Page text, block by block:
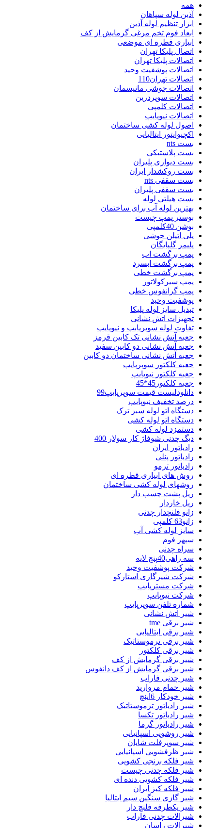
همه
آذین لوله سپاهان
ابزار تنظیم لوله آذین
ابعاد فوم تخم مرغی گرمایش از کف
ابیاری قطره ای موضعی
اتصال پلیکا تهران
اتصالات پلیکا تهران
اتصالات پوشفیت وحید
اتصالات تهران110
اتصالات جوشی مانیسمان
اتصالات سوپردرین
اتصالات کلمپی
اتصالات نیوپایپ
اصول لوله کشی ساختمان
اکچیوایتور ایتالیایی
بست nts
بست پلاستیکی
بست دیواری پلیران
بست روکشدار ایران
بست سقفی nts
بست سقفی پلیران
بست هیلتی لوله
بهترین لوله آب برای ساختمان
بوستر پمپ چیست
بوشن 40کلمپی
پلی اتیلن جوشی
پلیمر گلپایگان
پمپ برگشت اب
پمپ برگشت ابسرد
پمپ برگشت خطی
پمپ سیرکولاتور
پمپ گرانفوس خطی
پوشفیت وحید
تبدیل سایز لوله پلیکا
تجهیزات اتش نشانی
تفاوت لوله سوپرپابپ و نیوپایپ
جعبه آتش نشانی تک کابین قرمز
جعبه آتش نشانی دو کابین سفید
جعبه آتش نشانی ساختمان دو کابین
جعبه کلکتور سوپرپایپ
جعبه کلکتور نیوپایپ
جعبه کلکتور45*45
دانلودلیست قیمت سوپرپایپ99
درصد تخفیف نیوپایپ
دستگاه اتو لوله سبز ترک
دستگاه اتو لوله کشی
دستمزد لوله کشی
دیگ چدنی شوفاژ کار سولار 400
رادیاتور ایران
رادیاتور پنلی
رادیاتور ترمو
روش های ابیاری قطره ای
روشهای لوله کشی ساختمان
ریل پشت چسب دار
ریل خاردار
زانو فلنچدار چدنی
زانو63 کلمپی
سایز لوله کشی آب
سپهر فوم
سراه چدنی
سه راهی40پنج لایه
شرکت پوشفیت وحید
شرکت شیرگازی استارکو
شرکت مسترپایپ
شرکت نیوپایپ
شماره تلفن سوپرپایپ
شیر اتش نشانی
شیر برقی tme
شیر برقی ایتالیایی
شیر برقی ترموستاتیک
شیر برقی کلکتور
شیر برقی گرمایش از کف
شیر برقی گرمایش از کف دانفوس
شیر چدنی فاراب
شیر حمام مروارید
شیر خودکار 6اینچ
شیر رادیاتور ترموستاتیک
شیر رادیاتور تکسا
شیر رادیاتور گرما
شیر روشویی اسپانیایی
شیر سوپرفلت شایان
شیر ظرفشویی اسپانیایی
شیر فلکه برنجی کشویی
شیر فلکه چدنی چیست
شیر فلکه کشویی دنده ای
شیر فلکه کیز ایران
شیر گازی سنگین سیم ایتالیا
شیر یکطرفه فلنچ دار
شیرالات چدنی فاراب
شیرالات راسان